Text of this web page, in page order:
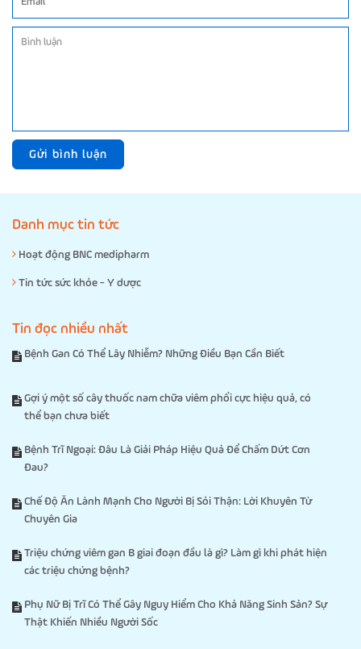
Gửi bình luận
Danh mục tin tức
Hoạt động BNC medipharm
Tin tức sức khỏe - Y dược
Tin đọc nhiều nhất
Bệnh Gan Có Thể Lây Nhiễm? Những Điều Bạn Cần Biết
Gợi ý một số cây thuốc nam chữa viêm phổi cực hiệu quả, có
thể bạn chưa biết
Bệnh Trĩ Ngoại: Đâu Là Giải Pháp Hiệu Quả Để Chấm Dứt Cơn
Đau?
Chế Độ Ăn Lành Mạnh Cho Người Bị Sỏi Thận: Lời Khuyên Từ
Chuyên Gia
Triệu chứng viêm gan B giai đoạn đầu là gì? Làm gì khi phát hiện
các triệu chứng bệnh?
Phụ Nữ Bị Trĩ Có Thể Gây Nguy Hiểm Cho Khả Năng Sinh Sản? Sự
Thật Khiến Nhiều Người Sốc